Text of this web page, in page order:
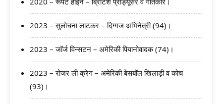
2023 – सुलोचना लाटकर – दिग्गज अभिनेत्री (94)।
2023 – जॉर्ज विन्सटन – अमेरिकी पियानोवादक (74)।
2023 – रोजर ली क्रेग – अमेरिकी बेसबॉल खिलाड़ी व कोच
(93)।